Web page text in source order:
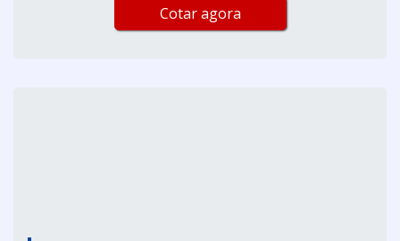
Cotar agora